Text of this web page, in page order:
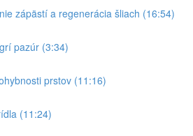
zápästí a regenerácia šliach (16:54)
pazúr (3:34)
prstov (11:16)
(11:24)